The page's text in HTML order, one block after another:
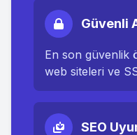
Güvenli
En son güvenlik
web siteleri ve
SEO